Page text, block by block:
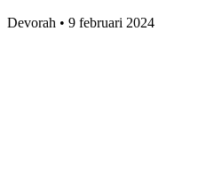
Devorah • 9 februari 2024